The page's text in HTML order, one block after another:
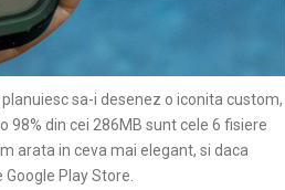
sa-i desenez o iconita custom,
98% din cei 286MB sunt cele 6 fisiere
arata in ceva mai elegant, si daca
Play Store.